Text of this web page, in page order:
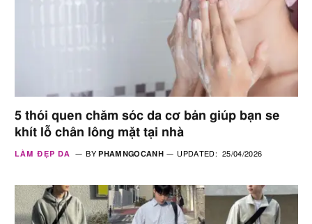
5 thói quen chăm sóc da cơ bản giúp bạn se
khít lỗ chân lông mặt tại nhà
LÀM ĐẸP DA BY PHAMNGOCANH UPDATED: 25/04/2026